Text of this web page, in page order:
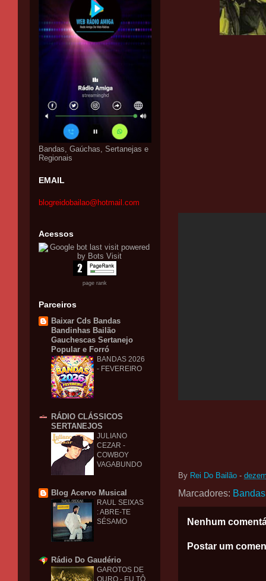
By Rei Do Bailão -
Marcadores: Bandas
Nenhum
Postar um
Bandas, Gaúchas, Sertanejas e
Regionais
EMAIL
blogreidobailao@hotmail.com
Acessos
page rank
Parceiros
Baixar Cds Bandas
Bandinhas Bailão
Gauchescas Sertanejo
Popular e Forró
BANDAS 2026
- FEVEREIRO
RÁDIO CLÁSSICOS
SERTANEJOS
JULIANO
CEZAR -
COWBOY
VAGABUNDO
Blog Acervo Musical
RAUL SEIXAS
: ABRE-TE
SÉSAMO
Rádio Do Gaudério
GAROTOS DE
OURO - EU TÔ